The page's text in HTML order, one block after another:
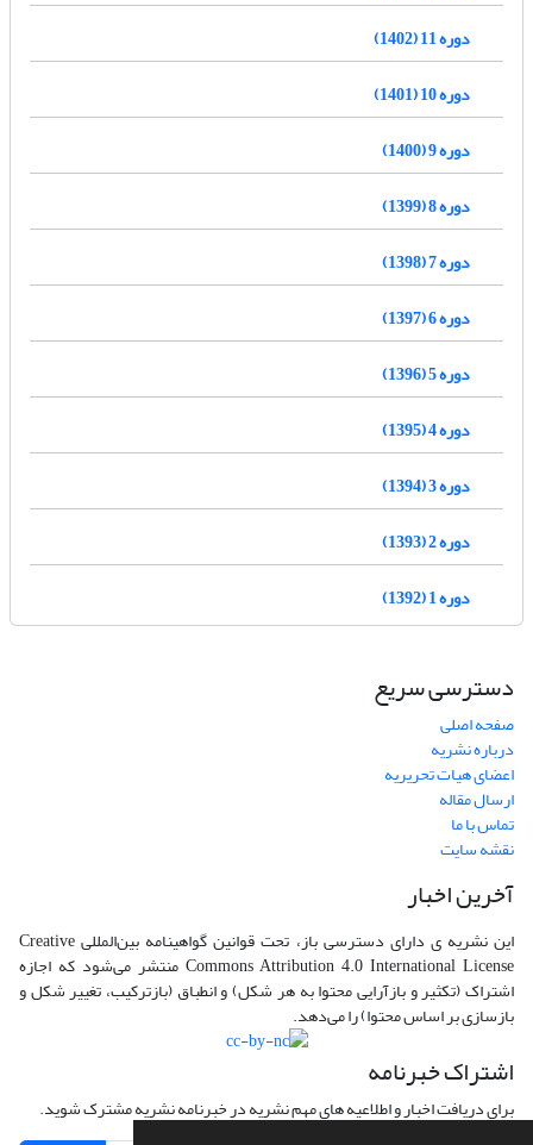
دوره 11 (1402)
دوره 10 (1401)
دوره 9 (1400)
دوره 8 (1399)
دوره 7 (1398)
دوره 6 (1397)
دوره 5 (1396)
دوره 4 (1395)
دوره 3 (1394)
دوره 2 (1393)
دوره 1 (1392)
دسترسی سریع
صفحه اصلی
درباره نشریه
اعضای هیات تحریریه
ارسال مقاله
تماس با ما
نقشه سایت
آخرین اخبار
این نشریه ی دارای دسترسی باز، تحت قوانین گواهینامه بین‌المللی Creative
Commons Attribution 4.0 International License منتشر می‌شود که اجازه
اشتراک (تکثیر و بازآرایی محتوا به هر شکل) و انطباق (بازترکیب، تغییر شکل و
بازسازی بر اساس محتوا) را می‌دهد.
اشتراک خبرنامه
برای دریافت اخبار و اطلاعیه های مهم نشریه در خبرنامه نشریه مشترک شوید.